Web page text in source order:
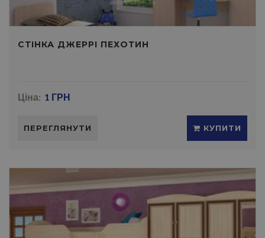
СТIНКА ДЖЕРРI ПЕХОТИН
Ціна: 1 ГРН
ПЕРЕГЛЯНУТИ КУПИТИ